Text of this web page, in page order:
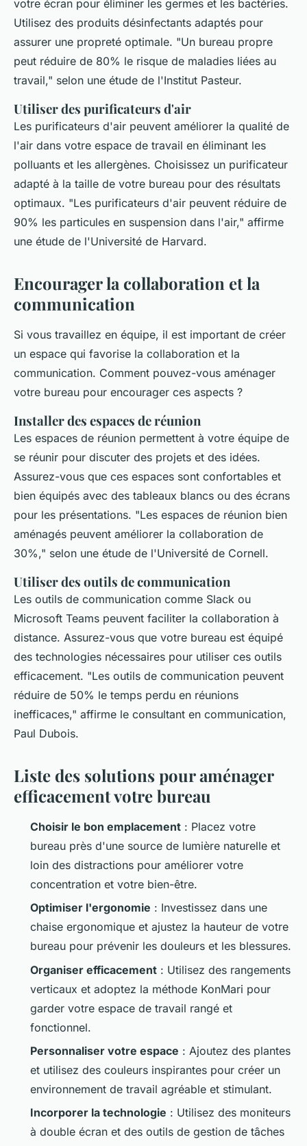
votre écran pour éliminer les germes et les bactéries.
Utilisez des produits désinfectants adaptés pour
assurer une propreté optimale. "Un bureau propre
peut réduire de 80% le risque de maladies liées au
travail," selon une étude de l'Institut Pasteur.
Utiliser des purificateurs d'air
Les purificateurs d'air peuvent améliorer la qualité de
l'air dans votre espace de travail en éliminant les
polluants et les allergènes. Choisissez un purificateur
adapté à la taille de votre bureau pour des résultats
optimaux. "Les purificateurs d'air peuvent réduire de
90% les particules en suspension dans l'air," affirme
une étude de l'Université de Harvard.
Encourager la collaboration et la
communication
Si vous travaillez en équipe, il est important de créer
un espace qui favorise la collaboration et la
communication. Comment pouvez-vous aménager
votre bureau pour encourager ces aspects ?
Installer des espaces de réunion
Les espaces de réunion permettent à votre équipe de
se réunir pour discuter des projets et des idées.
Assurez-vous que ces espaces sont confortables et
bien équipés avec des tableaux blancs ou des écrans
pour les présentations. "Les espaces de réunion bien
aménagés peuvent améliorer la collaboration de
30%," selon une étude de l'Université de Cornell.
Utiliser des outils de communication
Les outils de communication comme Slack ou
Microsoft Teams peuvent faciliter la collaboration à
distance. Assurez-vous que votre bureau est équipé
des technologies nécessaires pour utiliser ces outils
efficacement. "Les outils de communication peuvent
réduire de 50% le temps perdu en réunions
inefficaces," affirme le consultant en communication,
Paul Dubois.
Liste des solutions pour aménager
efficacement votre bureau
Choisir le bon emplacement : Placez votre
bureau près d'une source de lumière naturelle et
loin des distractions pour améliorer votre
concentration et votre bien-être.
Optimiser l'ergonomie : Investissez dans une
chaise ergonomique et ajustez la hauteur de votre
bureau pour prévenir les douleurs et les blessures.
Organiser efficacement : Utilisez des rangements
verticaux et adoptez la méthode KonMari pour
garder votre espace de travail rangé et
fonctionnel.
Personnaliser votre espace : Ajoutez des plantes
et utilisez des couleurs inspirantes pour créer un
environnement de travail agréable et stimulant.
Incorporer la technologie : Utilisez des moniteurs
à double écran et des outils de gestion de tâches